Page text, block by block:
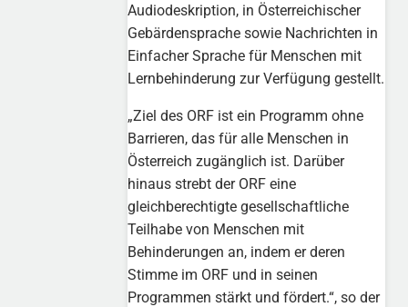
Audiodeskription, in Österreichischer
Gebärdensprache sowie Nachrichten in
Einfacher Sprache für Menschen mit
Lernbehinderung zur Verfügung gestellt.
„Ziel des ORF ist ein Programm ohne
Barrieren, das für alle Menschen in
Österreich zugänglich ist. Darüber
hinaus strebt der ORF eine
gleichberechtigte gesellschaftliche
Teilhabe von Menschen mit
Behinderungen an, indem er deren
Stimme im ORF und in seinen
Programmen stärkt und fördert.“, so der